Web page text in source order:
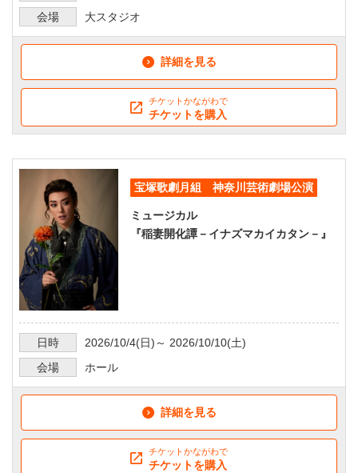
会場
大スタジオ
詳細を見る
チケットかながわで
チケットを購入
宝塚歌劇月組 神奈川芸術劇場公演
ミュージカル
『稲妻開化譚－イナズマカイカタン－』
日時 2026/10/4(日)～ 2026/10/10(土)
会場
ホール
詳細を見る
チケットかながわで
チケットを購入